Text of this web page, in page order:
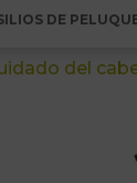
DE
del